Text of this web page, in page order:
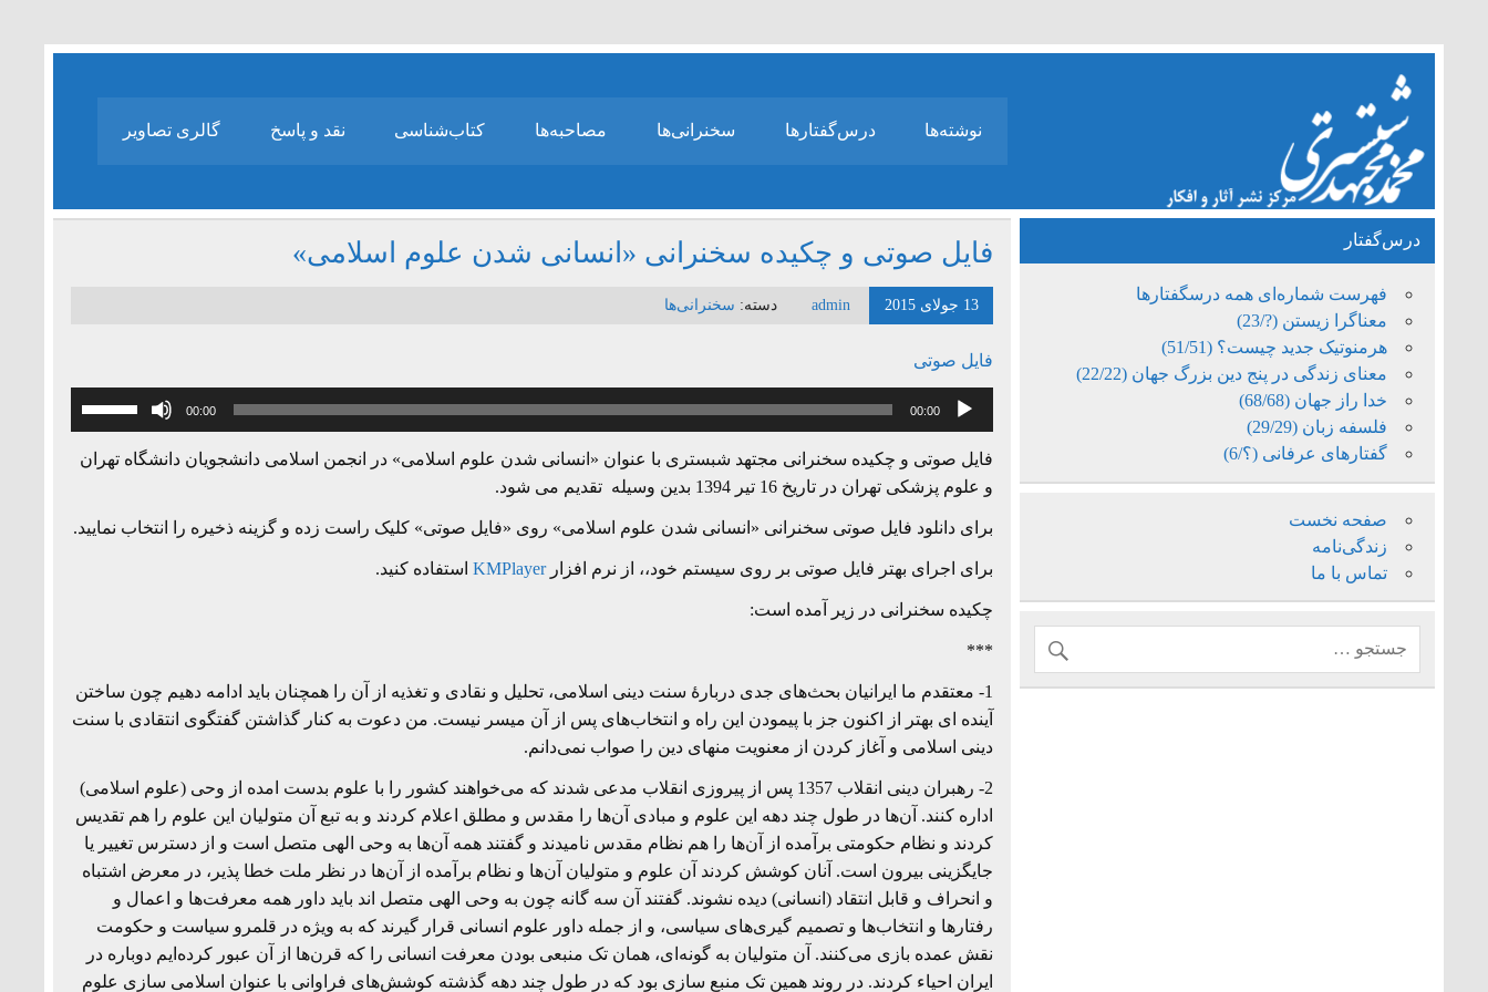
نوشته‌ها درس‌گفتارها سخنرانی‌ها مصاحبه‌ها کتاب‌شناسی نقد و پاسخ گالری تصاویر
فایل صوتی و چکیده سخنرانی «انسانی شدن علوم اسلامی»
13 جولای 2015 admin دسته: سخنرانی‌ها
فایل صوتی
پخش‌کننده
صوت
00:00
00:00
افزایش
از
کنید.
فایل صوتی و چکیده سخنرانی مجتهد شبستری با عنوان «انسانی شدن علوم اسلامی» در انجمن اسلامی دانشجویان دانشگاه تهران
و علوم پزشکی تهران در تاریخ 16 تیر 1394 بدین وسیله تقدیم می شود.
برای دانلود فایل صوتی سخنرانی «انسانی شدن علوم اسلامی» روی «فایل صوتی» کلیک راست زده و گزینه ذخیره را انتخاب نمایید.
برای اجرای بهتر فایل صوتی بر روی سیستم خود،، از نرم افزارKMPlayer استفاده کنید.
چکیده سخنرانی در زیر آمده است:
***
1- معتقدم ما ایرانیان بحث‌های جدی دربارۀ سنت دینی اسلامی، تحلیل و نقادی و تغذیه از آن را همچنان باید ادامه دهیم چون ساختن
آینده ای بهتر از اکنون جز با پیمودن این راه و انتخاب‌های پس از آن میسر نیست. من دعوت به کنار گذاشتن گفتگوی انتقادی با سنت
دینی اسلامی و آغاز کردن از معنویت منهای دین را صواب نمی‌دانم.
2- رهبران دینی انقلاب 1357 پس از پیروزی انقلاب مدعی شدند که می‌خواهند کشور را با علوم بدست امده از وحی (علوم اسلامی)
اداره کنند. آن‌ها در طول چند دهه این علوم و مبادی آن‌ها را مقدس و مطلق اعلام کردند و به تبع آن متولیان این علوم را هم تقدیس
کردند و نظام حکومتی برآمده از آن‌ها را هم نظام مقدس نامیدند و گفتند همه آن‌ها به وحی الهی متصل است و از دسترس تغییر یا
جایگزینی بیرون است. آنان کوشش کردند آن علوم و متولیان آن‌ها و نظام برآمده از آن‌ها در نظر ملت خطا پذیر، در معرض اشتباه
و انحراف و قابل انتقاد (انسانی) دیده نشوند. گفتند آن سه گانه چون به وحی الهی متصل اند باید داور همه معرفت‌ها و اعمال و
رفتارها و انتخاب‌ها و تصمیم گیری‌های سیاسی، و از جمله داور علوم انسانی قرار گیرند که به ویژه در قلمرو سیاست و حکومت
نقش عمده بازی می‌کنند. آن متولیان به گونه‌ای، همان تک منبعی بودن معرفت انسانی را که قرن‌ها از آن عبور کرده‌ایم دوباره در
ایران احیاء کردند. در روند همین تک منبع سازی بود که در طول چند دهه گذشته کوشش‌های فراوانی با عنوان اسلامی سازی علوم
درس‌گفتار
فهرست شماره‌ای همه درسگفتارها
معناگرا زیستن (?/23)
هرمنوتیک جدید چیست؟ (51/51)
معنای زندگی در پنج دین بزرگ جهان (22/22)
خدا راز جهان (68/68)
فلسفه زبان (29/29)
گفتارهای عرفانی (؟/6)
صفحه نخست
زندگی‌نامه
تماس با ما